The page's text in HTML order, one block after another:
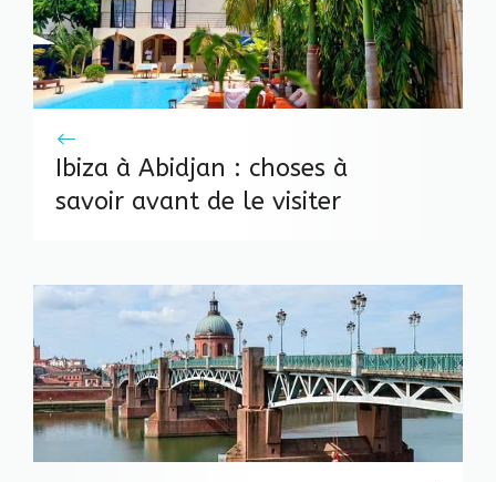
Ibiza à Abidjan : choses à
savoir avant de le visiter